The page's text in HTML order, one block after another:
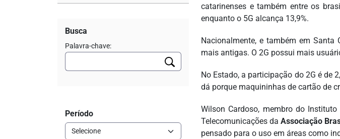
catarinenses e também entre os
enquanto o 5G alcança 13,9%.
Nacionalmente, e também em
mais antigas. O 2G possui mais
No Estado, a participação do 2G é de
dá porque maquininhas de cartão de
Wilson Cardoso, membro do
Telecomunicações daAssociação
pensado para o uso em áreas como
Busca
Palavra-chave:
Período